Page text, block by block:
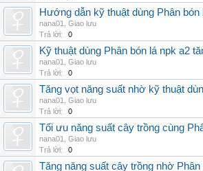
Hướng dẫn kỹ thuật dùng Phân
nana01
Giao lưu
Trả lời:
0
Kỹ thuật dùng Phân bón lá npk a2
nana01
Giao lưu
Trả lời:
0
Tăng vọt năng suất nhờ kỹ thuật
nana01
Giao lưu
Trả lời:
0
Tối ưu năng suất cây trồng cùng
nana01
Giao lưu
Trả lời:
0
Tăng năng suất cây trồng nhờ